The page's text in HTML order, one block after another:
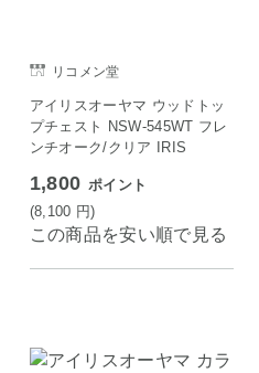
リコメン堂
アイリスオーヤマ ウッドトッ
プチェスト NSW-545WT フレ
ンチオーク/クリア IRIS
1,800 ポイント
(8,100 円)
この商品を安い順で見る